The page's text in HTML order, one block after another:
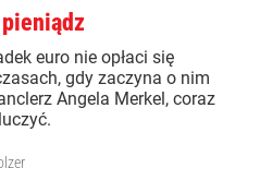
euro nie opłaci się
gdy zaczyna o nim
Angela Merkel, coraz